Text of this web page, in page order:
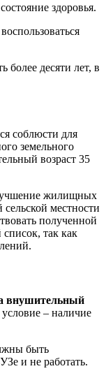
здоровья.
десяти лет, в
соблюсти для
земельного
возраст 35
жилищных
местности
полученной
так как
внушительный
– наличие
быть
и не работать.